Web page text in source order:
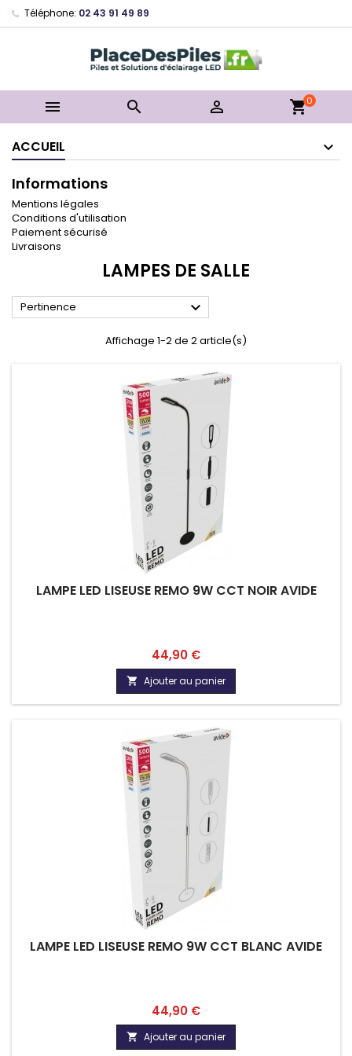
Téléphone: 02 43 91 49 89
   shopping_cart0
ACCUEIL
Informations
Mentions légales
Conditions d'utilisation
Paiement sécurisé
Livraisons
LAMPES DE SALLE
Pertinence 
Affichage 1-2 de 2 article(s)
LAMPE LED LISEUSE REMO 9W CCT NOIR AVIDE
Prix
44,90 €
 Ajouter au panier
LAMPE LED LISEUSE REMO 9W CCT BLANC AVIDE
Prix
44,90 €
 Ajouter au panier